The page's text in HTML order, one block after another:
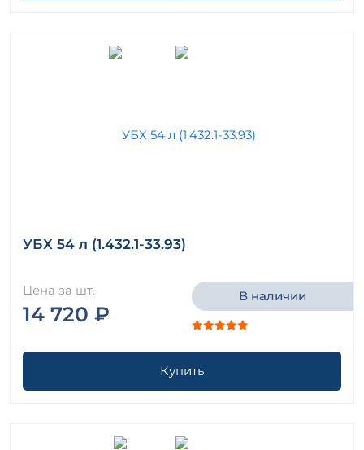
УБХ 54 л (1.432.1-33.93)
Цена за шт.
14 720 ₽
В наличии
Купить